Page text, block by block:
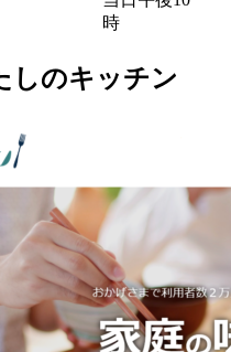
時
しのキッチン